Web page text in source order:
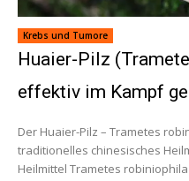
Krebs und Tumore
Huaier-Pilz
effektiv im Kampf
Der Huaier-Pilz – Trametes
traditionelles chinesisches
Heilmittel Trametes